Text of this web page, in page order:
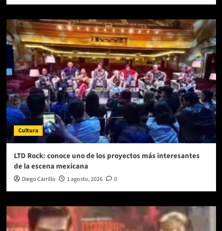
Cultura
LTD Rock: conoce uno de los proyectos más interesantes
de la escena mexicana
Diego Carrillo 1 agosto, 2026 0